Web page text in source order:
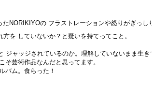
NORIKIYOの フラストレーションや怒りがぎっ
を していないか？と疑いを持てってこと。
ャッジされているのか。理解していないまま生
芸術作品なんだと思ってます。
バム。食らった！